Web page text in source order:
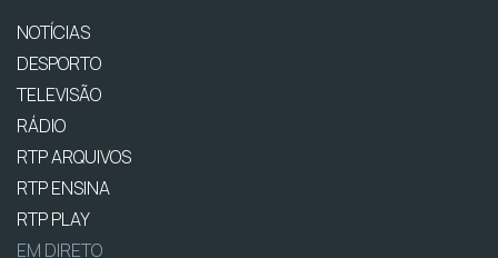
NOTÍCIAS
DESPORTO
TELEVISÃO
RÁDIO
RTP ARQUIVOS
RTP ENSINA
RTP PLAY
EM DIRETO